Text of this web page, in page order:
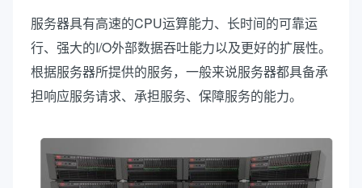
服务器具有高速的CPU运算能力、长时间的可靠运
行、强大的I/O外部数据吞吐能力以及更好的扩展性。
根据服务器所提供的服务，一般来说服务器都具备承
担响应服务请求、承担服务、保障服务的能力。